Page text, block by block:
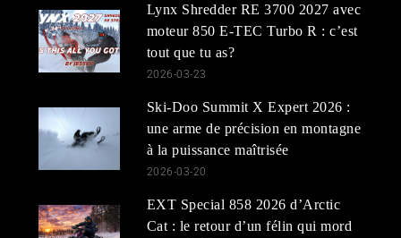
Lynx Shredder RE 3700 2027 avec
moteur 850 E-TEC Turbo R : c’est
tout que tu as?
2026-03-23
Ski-Doo Summit X Expert 2026 :
une arme de précision en montagne
à la puissance maîtrisée
2026-03-20
EXT Special 858 2026 d’Arctic
Cat : le retour d’un félin qui mord